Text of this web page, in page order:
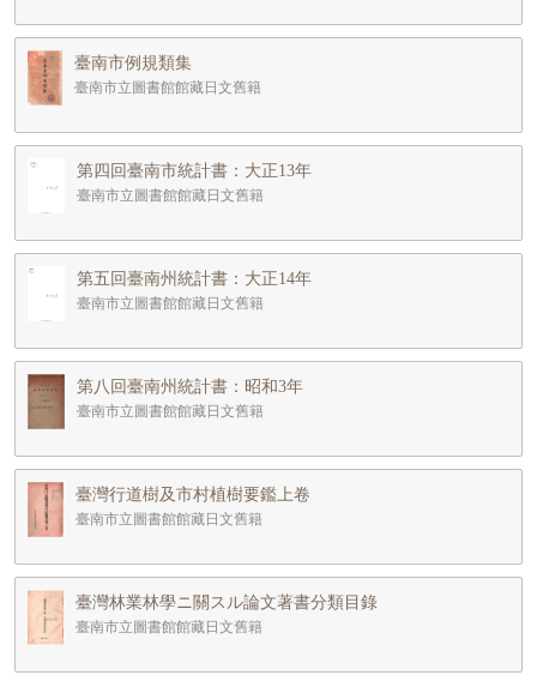
臺南市例規類集
臺南市立圖書館館藏日文舊籍
第四回臺南市統計書：大正13年
臺南市立圖書館館藏日文舊籍
第五回臺南州統計書：大正14年
臺南市立圖書館館藏日文舊籍
第八回臺南州統計書：昭和3年
臺南市立圖書館館藏日文舊籍
臺灣行道樹及市村植樹要鑑上卷
臺南市立圖書館館藏日文舊籍
臺灣林業林學ニ關スル論文著書分類目錄
臺南市立圖書館館藏日文舊籍